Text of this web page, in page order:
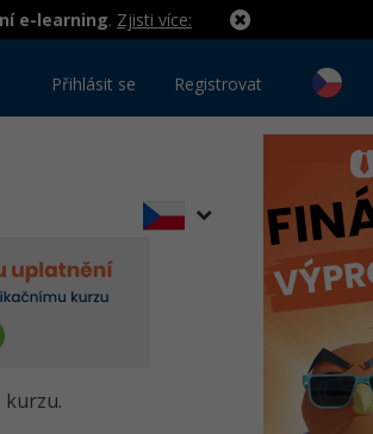
e-learning. Zjisti více:
Přihlásit se Registrovat
kurzu.